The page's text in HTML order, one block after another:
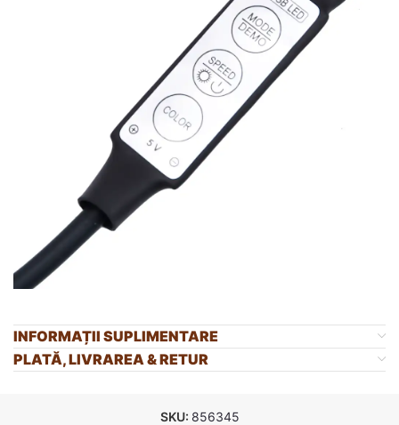
INFORMAȚII SUPLIMENTARE
PLATĂ, LIVRAREA & RETUR
SKU: 856345